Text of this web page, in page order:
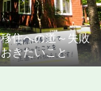
住への道～失敗
きたいこと